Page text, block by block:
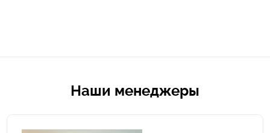
Наши менеджеры